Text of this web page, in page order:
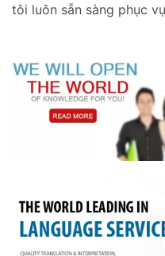
tôi luôn sẵn sàng phục